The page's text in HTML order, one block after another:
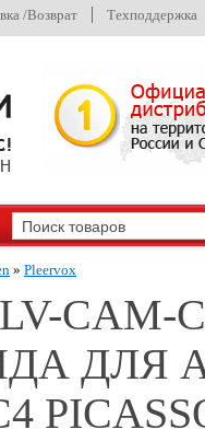
/Возврат Техподдержка
» Pleervox
ДЛЯ